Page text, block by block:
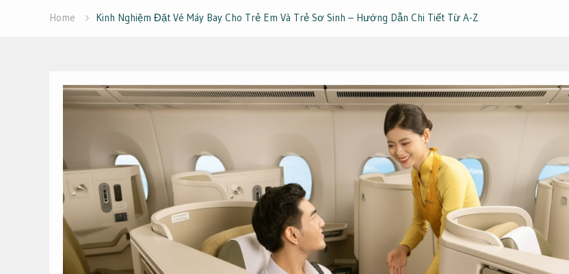
Home Kinh Nghiệm Đặt Vé Máy Bay Cho Trẻ Em Và Trẻ Sơ Sinh – Hướng Dẫn Chi Tiết Từ A-Z